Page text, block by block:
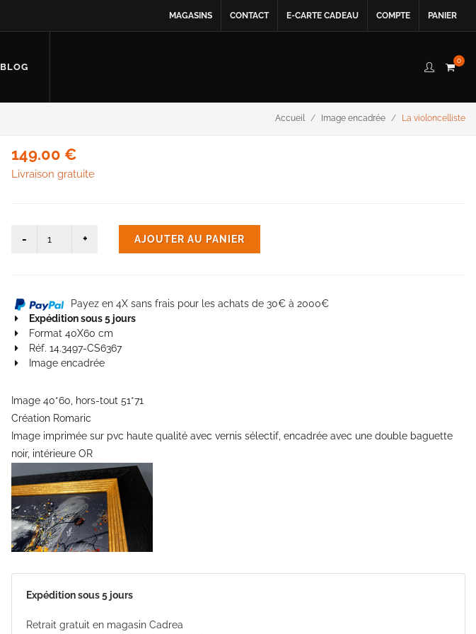
MAGASINS CONTACT E-CARTE CADEAU COMPTE PANIER
BLOG
0
Accueil Image encadrée La violoncelliste
149.00 €
Livraison gratuite
AJOUTER AU PANIER
Payez en 4X sans frais pour les achats de 30€ à 2000€
Expédition sous 5 jours
Format 40X60 cm
Réf. 14.3497-CS6367
Image encadrée
Image 40*60, hors-tout 51*71
Création Romaric
Image imprimée sur pvc haute qualité avec vernis sélectif, encadrée avec une double baguette
noir, intérieure OR
Expédition sous 5 jours
Retrait gratuit en magasin Cadrea